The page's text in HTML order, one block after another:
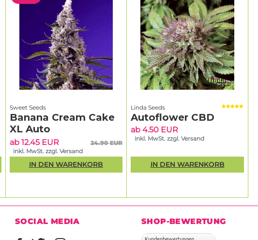
Sweet Seeds
Banana Cream Cake
XL Auto
ab 12.45 EUR
24.90 EUR
inkl. MwSt. zzgl. Versand
IN DEN WARENKORB
Linda Seeds
Autoflower CBD
ab 4.50 EUR
inkl. MwSt. zzgl. Versand
IN DEN WARENKORB
SOCIAL MEDIA SHOP-BEWERTUNG